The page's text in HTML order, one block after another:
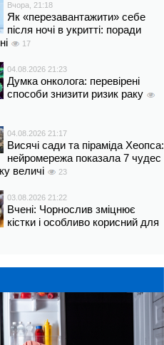
Вчора, 21:18
Як «перезавантажити» себе
після ночі в укритті: поради
17
04.08.2026 21:23
Думка онколога: перевірені
способи знизити ризик раку
04.08.2026 21:17
Висячі сади та піраміда Хеопса:
нейромережа показала 7 чудес
величі
23
03.08.2026 21:22
Вчені: Чорнослив зміцнює
кістки і особливо корисний для